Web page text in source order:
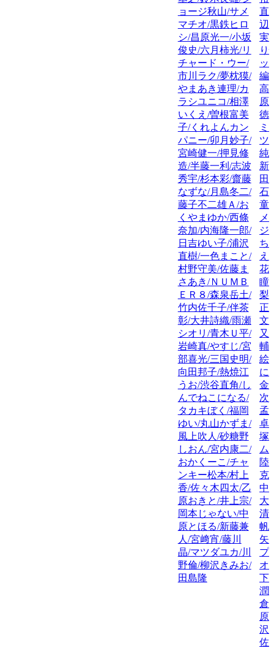
ョージ秋山/サメ
マチオ/黒鉄ヒロ
シ/昌原光一/小坂
俊史/六月柿光/リ
チャード・ウー/
市川ラク/夢枕獏/
やまあき連理/カ
ラシユニコ/相澤
いくえ/曽根富美
子/くれよんカン
パニー/卯月妙子/
宮崎健一/押見修
造/半藤一利/志波
秀宇/杉本彩/齋藤
なずな/月島冬二/
藤子不二雄Ａ/お
くやまゆか/西條
奈加/内海隆一郎/
日吉ゆい子/浦沢
直樹/一色まこと/
村野守美/佐藤ま
さあき/ＮＵＭＢ
ＥＲ８/森泉岳土/
竹内佐千子/伴茶
彰/大井詩織/雨瀬
シオリ/青木Ｕ平/
岩崎真/やすじ/宮
部喜光/三国史明/
向田邦子/熱焼江
うお/渋谷直角/し
んでねこになる/
タカキぼく/福岡
ゆい/丸山かずま/
風上吹人/砂糖野
しおん/宮内康二/
おかくーこ/チャ
ンキー松本/村上
香/佐々木四太/乙
原おきと/井上宗/
岡本じゃない/中
原とほる/新藤兼
人/宮﨑宵/藤川
晶/マツダユカ/川
野倫/柳沢きみお/
田島隆
直
辺
実/
り
ッ
編
高
原
徳/
ミ
ツ
純/
新
田
石
童
メ
ジ
ち
え
花
瞳/
梨
正
文
又
輔/
絵
に
金
次/
孟
卓
塚
ム
陸
克
中
大
清
帆/
矢
プ
オ
下
潤/
倉
原
沢
佐